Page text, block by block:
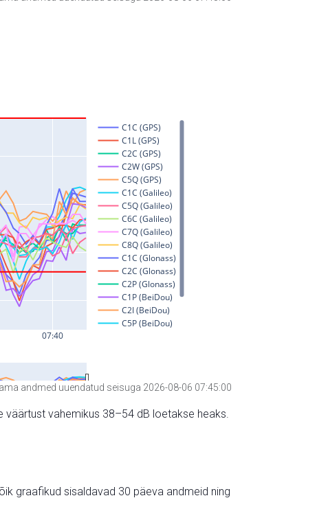
andmed uuendatud seisuga 2026-08-06 07:45:00
väärtust vahemikus 38–54 dB loetakse heaks.
graafikud sisaldavad 30 päeva andmeid ning